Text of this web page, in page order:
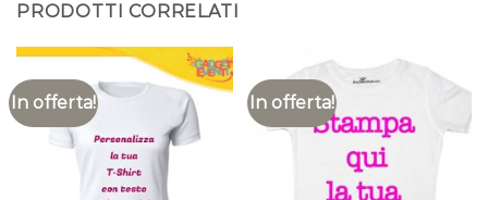
PRODOTTI CORRELATI
In offerta! In offerta!